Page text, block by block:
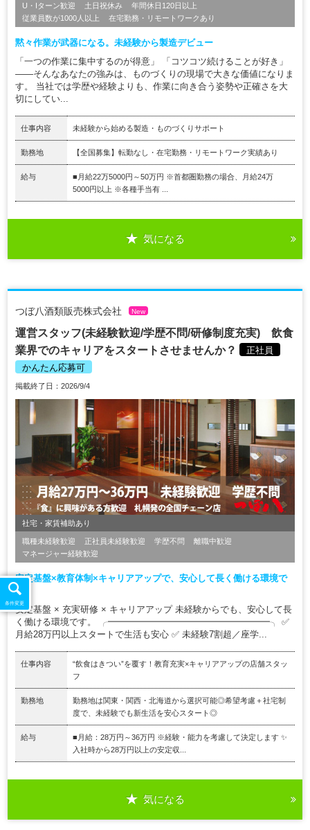
U・Iターン歓迎 土日祝休み
年間休日120日以上
従業員数が1000人以上
在宅勤務・リモートワークあり
黙々作業が武器になる。未経験から製造デビュー
「一つの作業に集中するのが得意」 「コツコツ続けることが好き」
――そんなあなたの強みは、ものづくりの現場で大きな価値になりま
す。 当社では学歴や経験よりも、作業に向き合う姿勢や正確さを大
切にしてい...
仕事内容 未経験から始める製造・ものづくりサポート
勤務地 【全国募集】転勤なし・在宅勤務・リモートワーク実績あり
給与
■月給22万5000円～50万円 ※首都圏勤務の場合、月給24万
5000円以上 ※各種手当有 ...
気になる
つぼ八酒類販売株式会社 New
運営スタッフ(未経験歓迎/学歴不問/研修制度充実) 飲食
業界でのキャリアをスタートさせませんか？
正社員
かんたん応募可
掲載終了日：2026/9/4
社宅・家賃補助あり
職種未経験歓迎 正社員未経験歓迎 学歴不問
離職中歓迎
マネージャー経験歓迎
安定基盤×教育体制×キャリアアップで、安心して長く働ける環境で
す。
安定基盤 × 充実研修 × キャリアアップ 未経験からでも、安心して長
く働ける環境です。 ╭━━━━━━━━━━━━━━━━━━╮ ✅
月給28万円以上スタートで生活も安心 ✅ 未経験7割超／座学...
仕事内容
“飲食はきつい”を覆す！教育充実×キャリアアップの店舗スタッ
フ
勤務地
勤務地は関東・関西・北海道から選択可能◎希望考慮＋社宅制
度で、未経験でも新生活を安心スタート◎
給与
■月給：28万円～36万円 ※経験・能力を考慮して決定します ✨
入社時から28万円以上の安定収...
気になる
条件変更